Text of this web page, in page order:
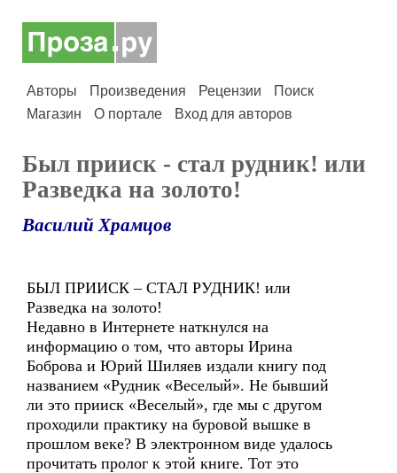
Авторы Произведения Рецензии
Поиск
Магазин
О портале Вход для авторов
Был прииск - стал рудник! или
Разведка на золото!
Василий Храмцов
БЫЛ ПРИИСК – СТАЛ РУДНИК! или
Разведка на золото!
Недавно в Интернете наткнулся на
информацию о том, что авторы Ирина
Боброва и Юрий Шиляев издали книгу под
названием «Рудник «Веселый». Не бывший
ли это прииск «Веселый», где мы с другом
проходили практику на буровой вышке в
прошлом веке? В электронном виде удалось
прочитать пролог к этой книге. Тот это